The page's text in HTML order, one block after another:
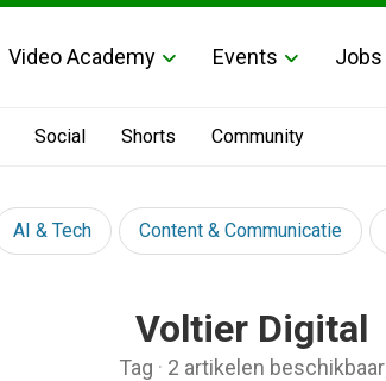
Video Academy Events Jobs
Social Shorts Community
AI & Tech Content & Communicatie
Voltier Digital
Tag · 2 artikelen beschikbaar